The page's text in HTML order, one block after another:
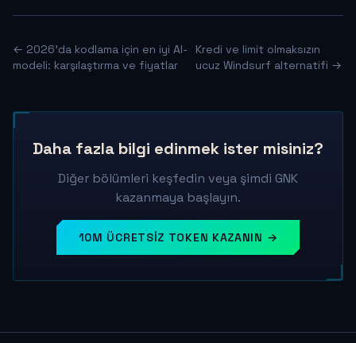
← 2026'da kodlama için en iyi AI-
modeli: karşılaştırma ve fiyatlar
Kredi ve limit olmaksızın
ucuz Windsurf alternatifi →
Daha fazla bilgi edinmek ister misiniz?
Diğer bölümleri keşfedin veya şimdi GNK
kazanmaya başlayın.
10M ÜCRETSIZ TOKEN KAZANIN →